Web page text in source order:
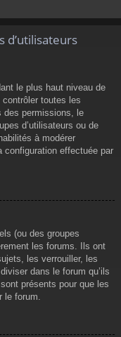
d’utilisateurs
le plus haut niveau de
toutes les
des permissions, le
d’utilisateurs ou de
à modérer
configuration effectuée par
(ou des groupes
les forums. Ils ont
les verrouiller, les
dans le forum qu’ils
présents pour que les
le forum.